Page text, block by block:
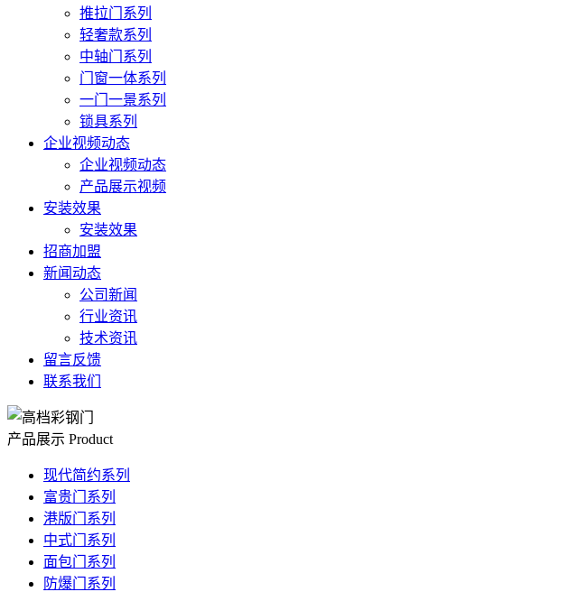
推拉门系列
轻奢款系列
中轴门系列
门窗一体系列
一门一景系列
锁具系列
企业视频动态
企业视频动态
产品展示视频
安装效果
安装效果
招商加盟
新闻动态
公司新闻
行业资讯
技术资讯
留言反馈
联系我们
产品展示 Product
现代简约系列
富贵门系列
港版门系列
中式门系列
面包门系列
防爆门系列